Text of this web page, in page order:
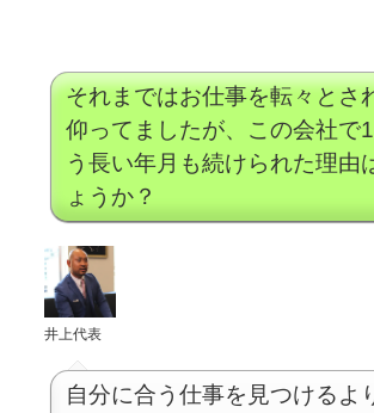
それまではお仕事を転々とさ
仰ってましたが、この会社で
う長い年月も続けられた理由
ょうか？
井上代表
自分に合う仕事を見つけるよ